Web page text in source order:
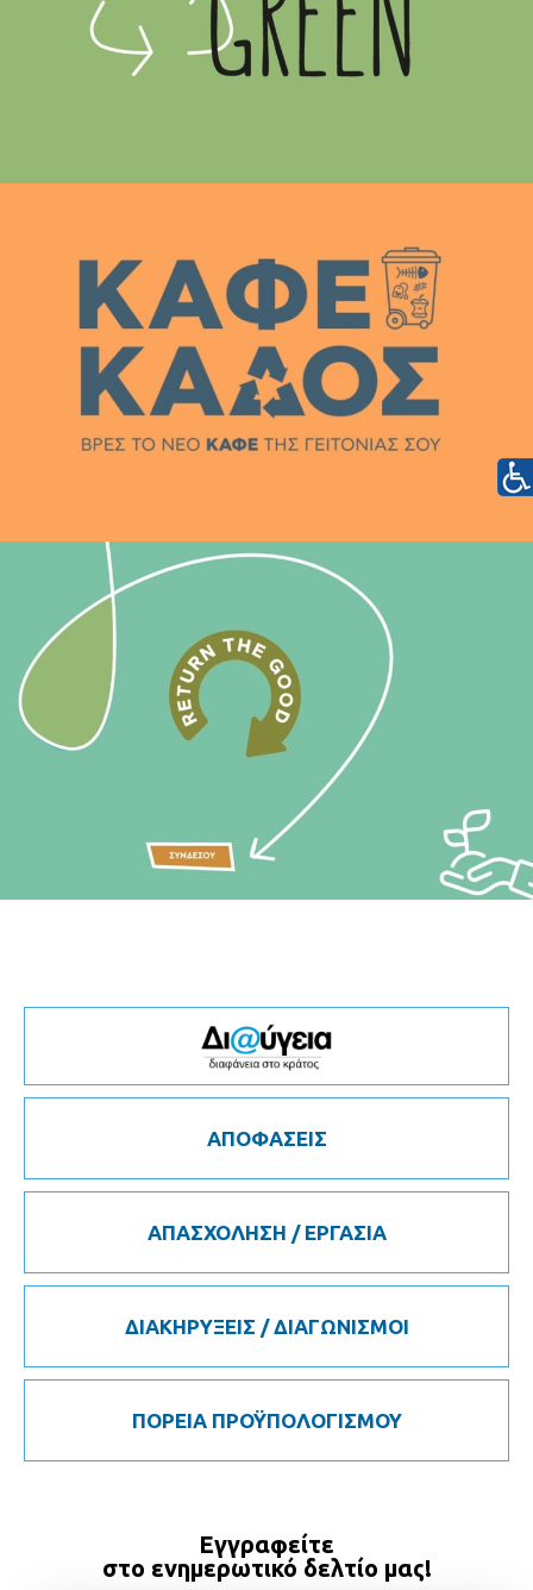
ΑΠΟΦΑΣΕΙΣ
ΑΠΑΣΧΟΛΗΣΗ / ΕΡΓΑΣΙΑ
ΔΙΑΚΗΡΥΞΕΙΣ / ΔΙΑΓΩΝΙΣΜΟΙ
ΠΟΡΕΙΑ ΠΡΟΫΠΟΛΟΓΙΣΜΟΥ
Εγγραφείτε
στο ενημερωτικό δελτίο μας!